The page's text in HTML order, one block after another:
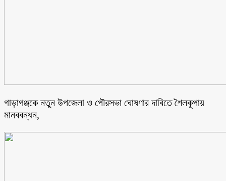
গাড়াগঞ্জকে নতুন উপজেলা ও পৌরসভা ঘোষণার দাবিতে শৈলকূপায়
মানববন্ধন,